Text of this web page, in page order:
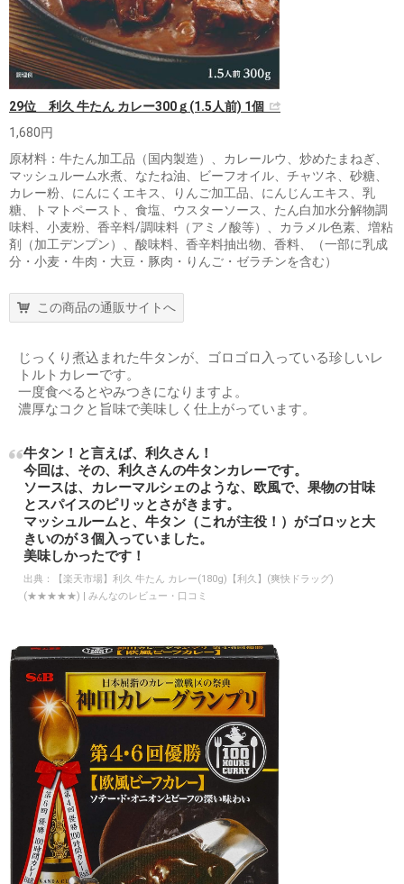
29位 利久 牛たん カレー300ｇ(1.5人前) 1個
1,680円
原材料：牛たん加工品（国内製造）、カレールウ、炒めたまねぎ、
マッシュルーム水煮、なたね油、ビーフオイル、チャツネ、砂糖、
カレー粉、にんにくエキス、りんご加工品、にんじんエキス、乳
糖、トマトペースト、食塩、ウスターソース、たん白加水分解物調
味料、小麦粉、香辛料/調味料（アミノ酸等）、カラメル色素、増粘
剤（加工デンプン）、酸味料、香辛料抽出物、香料、（一部に乳成
分・小麦・牛肉・大豆・豚肉・りんご・ゼラチンを含む）
この商品の通販サイトへ
じっくり煮込まれた牛タンが、ゴロゴロ入っている珍しいレ
トルトカレーです。
一度食べるとやみつきになりますよ。
濃厚なコクと旨味で美味しく仕上がっています。
牛タン！と言えば、利久さん！
今回は、その、利久さんの牛タンカレーです。
ソースは、カレーマルシェのような、欧風で、果物の甘味
とスパイスのピリッとさがきます。
マッシュルームと、牛タン（これが主役！）がゴロッと大
きいのが３個入っていました。
美味しかったです！
出典：
【楽天市場】利久 牛たん カレー(180g)【利久】(爽快ドラッグ)
(★★★★★) | みんなのレビュー・口コミ